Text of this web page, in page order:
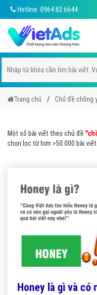
Hotline: 0964 82 6644
Trang chủ Chủ đề chồng
Một số bài viết theo chủ đề
chọn lọc từ hơn >50.000 bài
Honey là gì và có